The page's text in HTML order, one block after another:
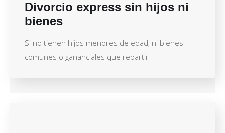
Divorcio express sin hijos ni
bienes
Si no tienen hijos menores de edad, ni bienes
comunes o gananciales que repartir